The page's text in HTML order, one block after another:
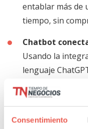
Consentimiento
entablar más de
tiempo, sin
Chatbot
Usando la
lenguaje
chatbot es
relacionadas
de la época y el